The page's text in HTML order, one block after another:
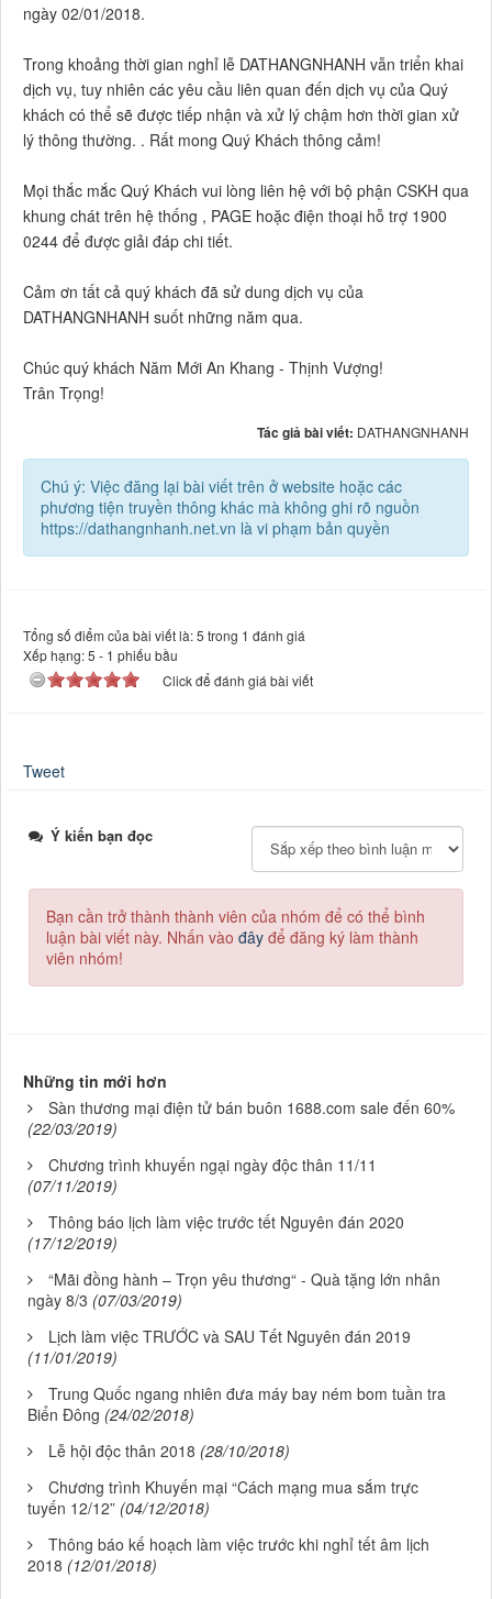
ngày 02/01/2018.
Trong khoảng thời gian nghỉ lễ DATHANGNHANH vẫn triển khai
dịch vụ, tuy nhiên các yêu cầu liên quan đến dịch vụ của Quý
khách có thể sẽ được tiếp nhận và xử lý chậm hơn thời gian xử
lý thông thường. . Rất mong Quý Khách thông cảm!
Mọi thắc mắc Quý Khách vui lòng liên hệ với bộ phận CSKH qua
khung chát trên hệ thống , PAGE hoặc điện thoại hỗ trợ 1900
0244 để được giải đáp chi tiết.
Cảm ơn tất cả quý khách đã sử dung dịch vụ của
DATHANGNHANH suốt những năm qua.
Chúc quý khách Năm Mới An Khang - Thịnh Vượng!
Trân Trọng!
Tác giả bài viết: DATHANGNHANH
Chú ý: Việc đăng lại bài viết trên ở website hoặc các
phương tiện truyền thông khác mà không ghi rõ nguồn
https://dathangnhanh.net.vn là vi phạm bản quyền
Tổng số điểm của bài viết là: 5 trong 1 đánh giá
Xếp hạng:5 - 1 phiếu bầu
Click để đánh giá bài viết
Tweet
Ý kiến bạn đọc
Bạn cần trở thành thành viên của nhóm để có thể bình
luận bài viết này. Nhấn vào đây để đăng ký làm thành
viên nhóm!
Những tin mới hơn
Sàn thương mại điện tử bán buôn 1688.com sale đến 60%
(22/03/2019)
Chương trình khuyến ngại ngày độc thân 11/11
(07/11/2019)
Thông báo lịch làm việc trước tết Nguyên đán 2020
(17/12/2019)
“Mãi đồng hành – Trọn yêu thương“ - Quà tặng lớn nhân
ngày 8/3 (07/03/2019)
Lịch làm việc TRƯỚC và SAU Tết Nguyên đán 2019
(11/01/2019)
Trung Quốc ngang nhiên đưa máy bay ném bom tuần tra
Biển Đông (24/02/2018)
Lễ hội độc thân 2018 (28/10/2018)
Chương trình Khuyến mại “Cách mạng mua sắm trực
tuyến 12/12” (04/12/2018)
Thông báo kế hoạch làm việc trước khi nghỉ tết âm lịch
2018 (12/01/2018)